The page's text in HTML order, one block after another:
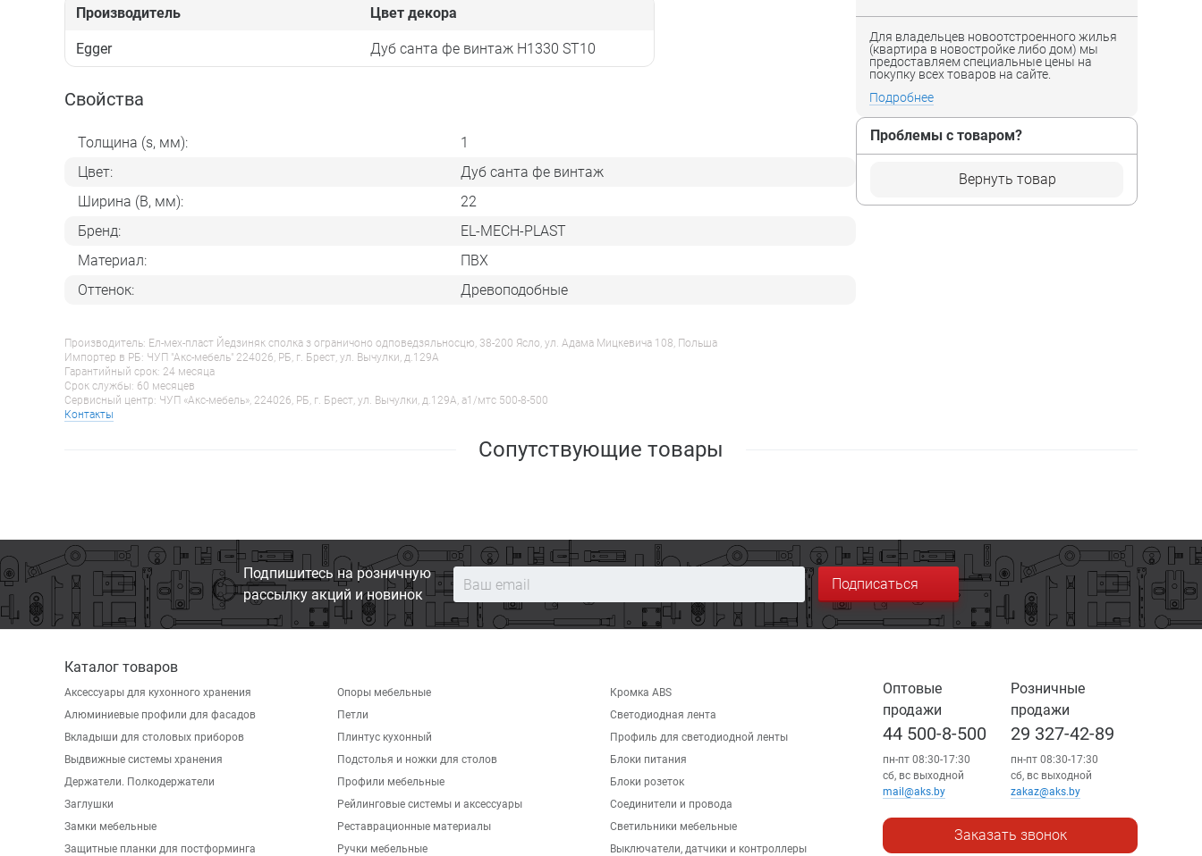
Производитель Цвет декора
Egger Дуб санта фе винтаж H1330 ST10
Свойства
Толщина (s, мм):
1
Цвет:
Дуб санта фе винтаж
Ширина (B, мм):
22
Бренд:
EL-MECH-PLAST
Материал:
ПВХ
Оттенок:
Древоподобные
Производитель: Ел-мех-пласт Йедзиняк сполка з ограничоно одповедзяльносцю, 38-200 Ясло, ул. Адама Мицкевича 108, Польша
Импортер в РБ: ЧУП "Акс-мебель" 224026, РБ, г. Брест, ул. Вычулки, д.129А
Гарантийный срок: 24 месяца
Срок службы: 60 месяцев
Сервисный центр: ЧУП «Акс-мебель», 224026, РБ, г. Брест, ул. Вычулки, д.129А, a1/мтс 500-8-500
Контакты
Для владельцев новоотстроенного жилья
(квартира в новостройке либо дом) мы
предоставляем специальные цены на
покупку всех товаров на сайте.
Подробнее
Проблемы с товаром?
Вернуть товар
Сопутствующие товары
Подпишитесь на розничную
рассылку акций и новинок
Подписаться
Каталог товаров
Аксессуары для кухонного хранения
Алюминиевые профили для фасадов
Вкладыши для столовых приборов
Выдвижные системы хранения
Держатели. Полкодержатели
Заглушки
Замки мебельные
Защитные планки для постформинга
Опоры мебельные
Петли
Плинтус кухонный
Подстолья и ножки для столов
Профили мебельные
Рейлинговые системы и аксессуары
Реставрационные материалы
Ручки мебельные
Кромка ABS
Светодиодная лента
Профиль для светодиодной ленты
Блоки питания
Блоки розеток
Соединители и провода
Светильники мебельные
Выключатели, датчики и контроллеры
Оптовые
продажи
44 500-8-500
пн-пт 08:30-17:30
сб, вс выходной
mail@aks.by
Розничные
продажи
29 327-42-89
пн-пт 08:30-17:30
сб, вс выходной
zakaz@aks.by
Заказать звонок